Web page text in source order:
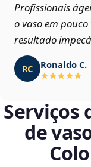
Profissionais
o vaso em
resultado
RC Ronaldo C.
Serviços
de